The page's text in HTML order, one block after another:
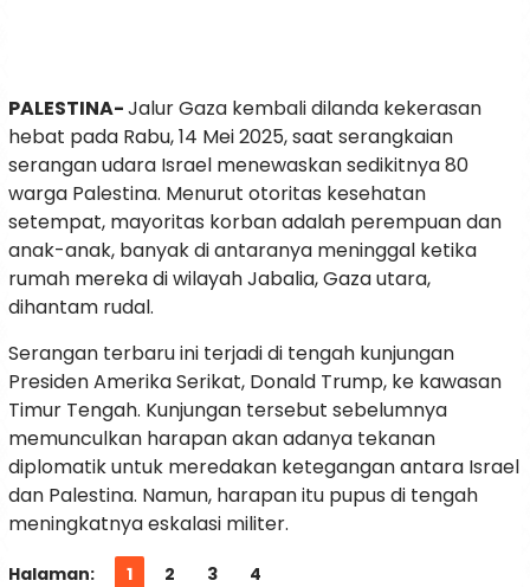
PALESTINA-Jalur Gaza kembali dilanda kekerasan
hebat pada Rabu, 14 Mei 2025, saat serangkaian
serangan udara Israel menewaskan sedikitnya 80
warga Palestina. Menurut otoritas kesehatan
setempat, mayoritas korban adalah perempuan dan
anak-anak, banyak di antaranya meninggal ketika
rumah mereka di wilayah Jabalia, Gaza utara,
dihantam rudal.
Serangan terbaru ini terjadi di tengah kunjungan
Presiden Amerika Serikat, Donald Trump, ke kawasan
Timur Tengah. Kunjungan tersebut sebelumnya
memunculkan harapan akan adanya tekanan
diplomatik untuk meredakan ketegangan antara Israel
dan Palestina. Namun, harapan itu pupus di tengah
meningkatnya eskalasi militer.
Halaman: 1 2 3 4